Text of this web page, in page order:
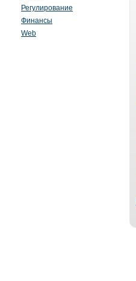
Регулирование
Финансы
Web